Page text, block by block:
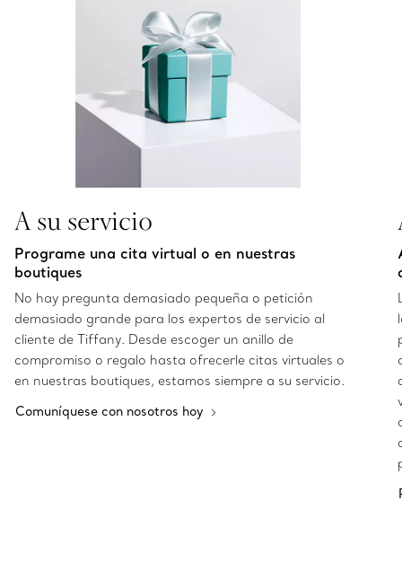
A su servicio
Programe una cita virtual o en nuestras
boutiques
No hay pregunta demasiado pequeña o petición
demasiado grande para los expertos de servicio al
cliente de Tiffany. Desde escoger un anillo de
compromiso o regalo hasta ofrecerle citas virtuales o
en nuestras boutiques, estamos siempre a su servicio.
Comuníquese con nosotros hoy